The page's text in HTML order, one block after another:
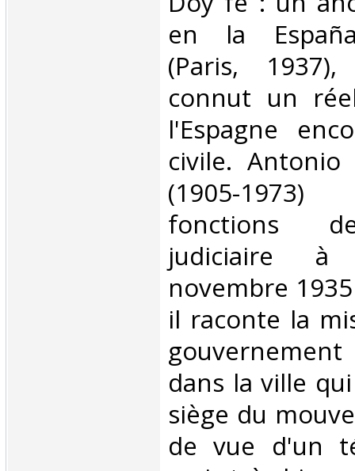
en la
(Paris,
connut un
l'Espagne
civile. Antonio
(1905-
fonctions
judiciaire
novembre
il raconte la
dans la ville
siège du
de vue d'un